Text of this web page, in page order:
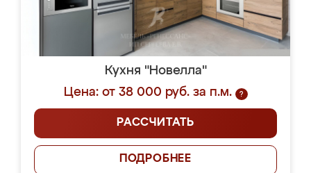
Кухня "Новелла"
Цена: от 38 000 руб. за п.м.
?
РАССЧИТАТЬ
ПОДРОБНЕЕ